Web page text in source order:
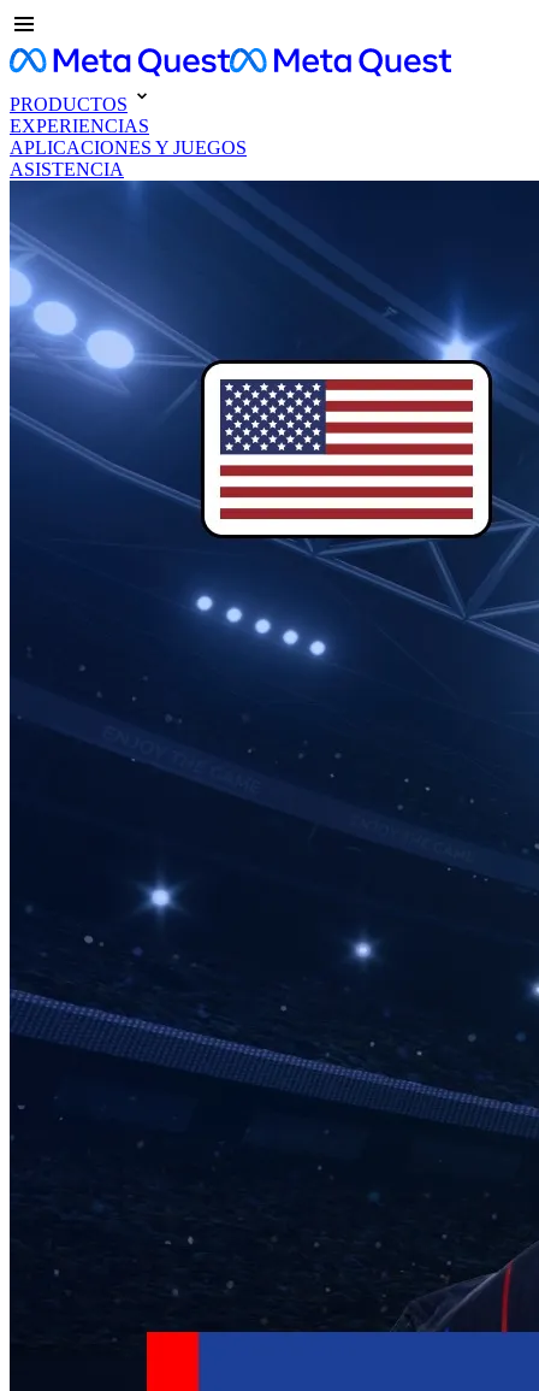
PRODUCTOS
EXPERIENCIAS
APLICACIONES Y JUEGOS
ASISTENCIA